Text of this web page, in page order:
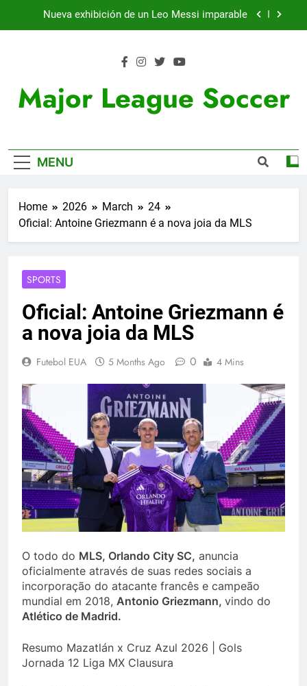
Nueva exhibición de un Leo Messi imparable
Victoria de Chicago Fire: así fue el partido de
Major League Soccer
MENU
Home 2026 March
24
Oficial: Antoine Griezmann é a nova joia da MLS
SPORTS
Oficial: Antoine Griezmann é
a nova joia da MLS
Futebol EUA 5 Months Ago 0 4 Mins
O todo do MLS, Orlando City SC, anuncia
oficialmente através de suas redes sociais a
incorporação do atacante francês e campeão
mundial em 2018, Antonio Griezmann, vindo do
Atlético de Madrid.
Resumo Mazatlán x Cruz Azul 2026 | Gols
Jornada 12 Liga MX Clausura